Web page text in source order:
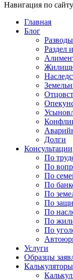
Навигация по сайту
Главная
Блог
Разводы
Раздел
Долги
Консультации
По
По
По
По
По
По
По
По
По
Услуги
Образцы
Калькуляторы